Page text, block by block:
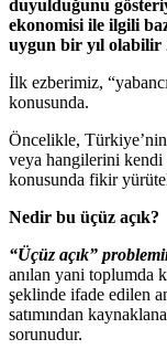
duyulduğunu
ekonomisi ile ilgili
uygun bir yıl olabilir
İlk ezberimiz,
konusunda.
Öncelikle,
veya hangilerini kendi
konusunda fikir
Nedir bu üçüz açık?
“Üçüz açık”
anılan yani toplumda
şeklinde ifade edilen
satımından
sorunudur.